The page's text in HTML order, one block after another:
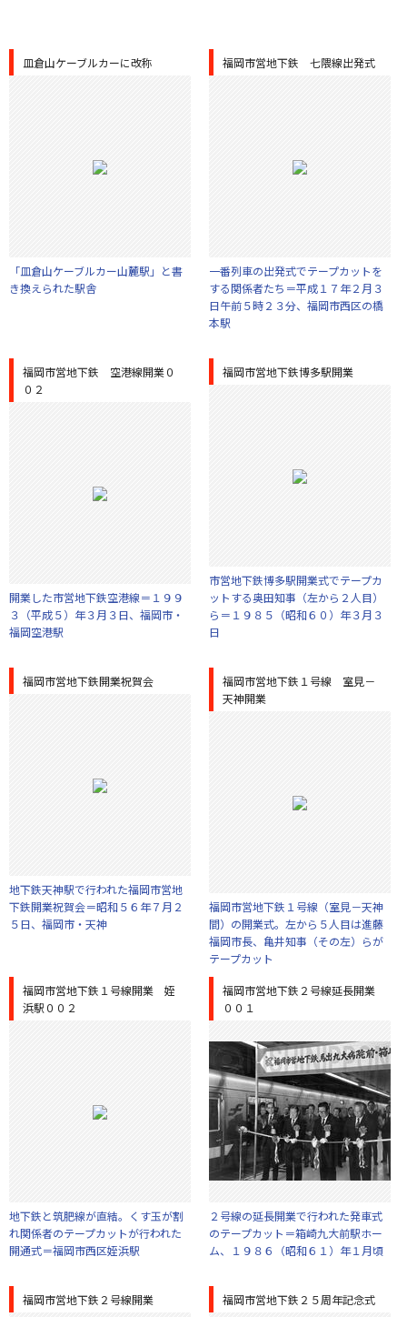
皿倉山ケーブルカーに改称
「皿倉山ケーブルカー山麓駅」と書
き換えられた駅舎
福岡市営地下鉄 七隈線出発式
一番列車の出発式でテープカットを
する関係者たち＝平成１７年２月３
日午前５時２３分、福岡市西区の橋
本駅
福岡市営地下鉄 空港線開業０
０２
開業した市営地下鉄空港線＝１９９
３（平成５）年３月３日、福岡市・
福岡空港駅
福岡市営地下鉄博多駅開業
市営地下鉄博多駅開業式でテープカ
ットする奥田知事（左から２人目）
ら＝１９８５（昭和６０）年３月３
日
福岡市営地下鉄開業祝賀会
地下鉄天神駅で行われた福岡市営地
下鉄開業祝賀会＝昭和５６年７月２
５日、福岡市・天神
福岡市営地下鉄１号線 室見－
天神開業
福岡市営地下鉄１号線（室見－天神
間）の開業式。左から５人目は進藤
福岡市長、亀井知事（その左）らが
テープカット
福岡市営地下鉄１号線開業 姪
浜駅００２
地下鉄と筑肥線が直結。くす玉が割
れ関係者のテープカットが行われた
開通式＝福岡市西区姪浜駅
福岡市営地下鉄２号線延長開業
００１
２号線の延長開業で行われた発車式
のテープカット＝箱崎九大前駅ホー
ム、１９８６（昭和６１）年１月頃
福岡市営地下鉄２号線開業 福岡市営地下鉄２５周年記念式